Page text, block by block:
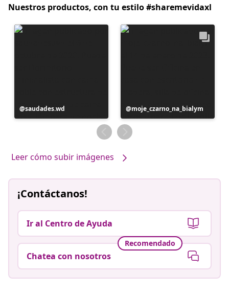
Nuestros productos, con tu estilo #sharemevidaxl
Publicación
realizada
saudades.wd
Publicación
realizada
por
moje_czarno_na_bialym
Leer cómo subir imágenes
¡Contáctanos!
Ir al Centro de Ayuda
Recomendado
Chatea con nosotros